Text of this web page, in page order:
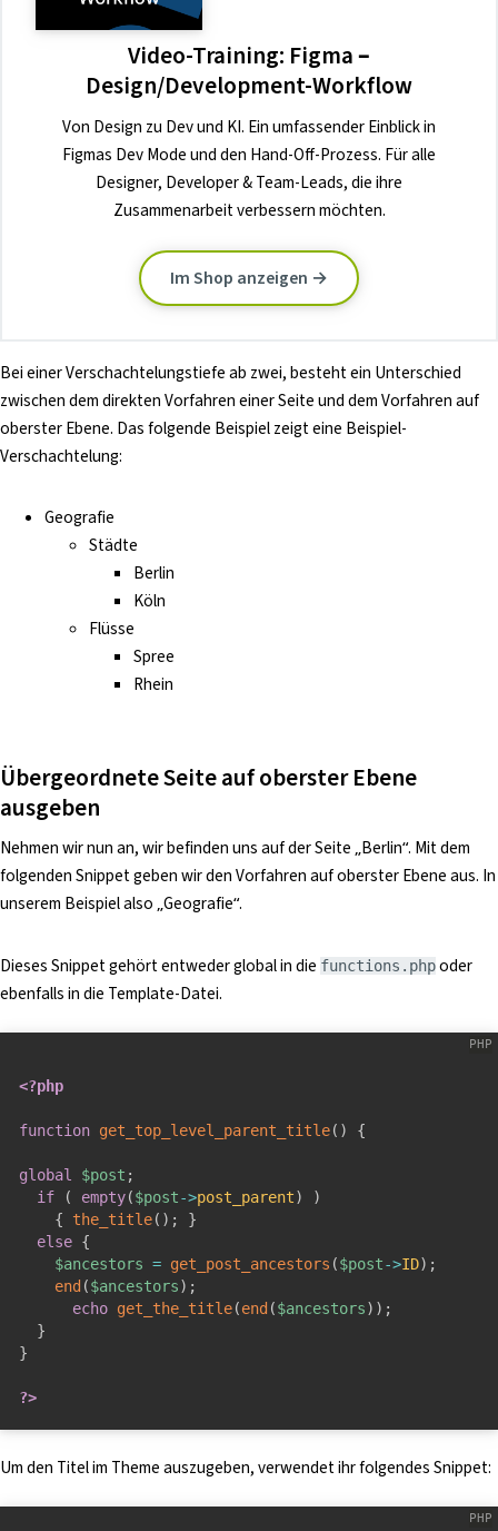
Video-Training: Figma –
Design/Development-Workflow
Von Design zu Dev und KI. Ein umfassender Einblick in
Figmas Dev Mode und den Hand-Off-Prozess. Für alle
Designer, Developer & Team-Leads, die ihre
Zusammenarbeit verbessern möchten.
Im Shop anzeigen →
Bei einer Verschachtelungstiefe ab zwei, besteht ein Unterschied
zwischen dem direkten Vorfahren einer Seite und dem Vorfahren auf
oberster Ebene. Das folgende Beispiel zeigt eine Beispiel-
Verschachtelung:
Geografie
Städte
Berlin
Köln
Flüsse
Spree
Rhein
Übergeordnete Seite auf oberster Ebene
ausgeben
Nehmen wir nun an, wir befinden uns auf der Seite „Berlin“. Mit dem
folgenden Snippet geben wir den Vorfahren auf oberster Ebene aus. In
unserem Beispiel also „Geografie“.
Dieses Snippet gehört entweder global in die functions.phpoder
ebenfalls in die Template-Datei.
<?php
function get_top_level_parent_title( ) {
global $post ;
if
( empty($post->post_parent)
)
{
the_title( ) ;
}
else {
$ancestors = get_post_ancestors ($post->ID) ;
end ($ancestors) ;
echo get_the_title(end ($ancestors) ) ;
}
}
?>
Um den Titel im Theme auszugeben, verwendet ihr folgendes Snippet: